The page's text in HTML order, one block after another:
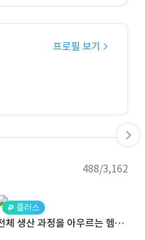
프로필 보기
488/3,162
플러스
전체 생산 과정을 아우르는 헴프 이력 관리 시스템 개발